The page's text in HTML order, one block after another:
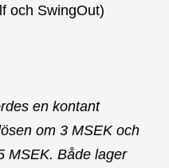
och SwingOut)
en kontant
om 3 MSEK och
MSEK. Både lager